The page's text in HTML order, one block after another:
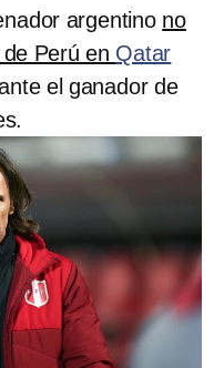
argentino no
Perú en Qatar
el ganador de